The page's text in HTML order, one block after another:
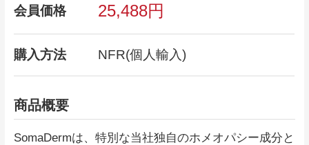
会員価格 25,488円
購入方法 NFR(個人輸入)
商品概要
SomaDermは、特別な当社独自のホメオパシー成分と